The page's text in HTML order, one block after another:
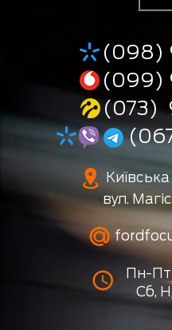
(098)
(099)
(073)
вул.
Пн-
Сб,